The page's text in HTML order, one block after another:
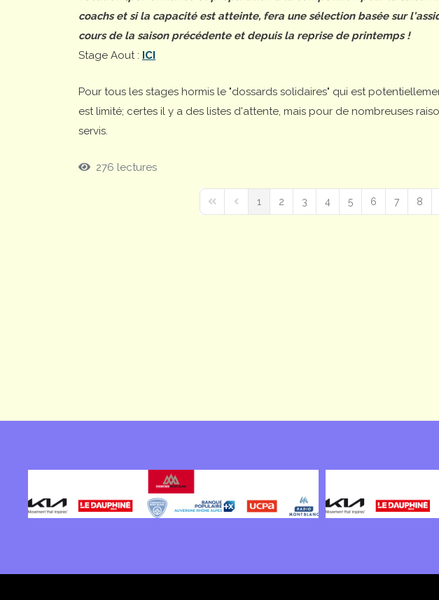
coachs et si la capacité est atteinte, fera une sélection basée sur
cours de la saison précédente et depuis la reprise de printemps !
Stage Aout : ICI
Pour tous les stages hormis le "dossards solidaires" qui est
est limité; certes il y a des listes d'attente, mais pour de nombreuses
servis.
276 lectures
First PagePrevious Page
1 2 3 4 5 6 7 8